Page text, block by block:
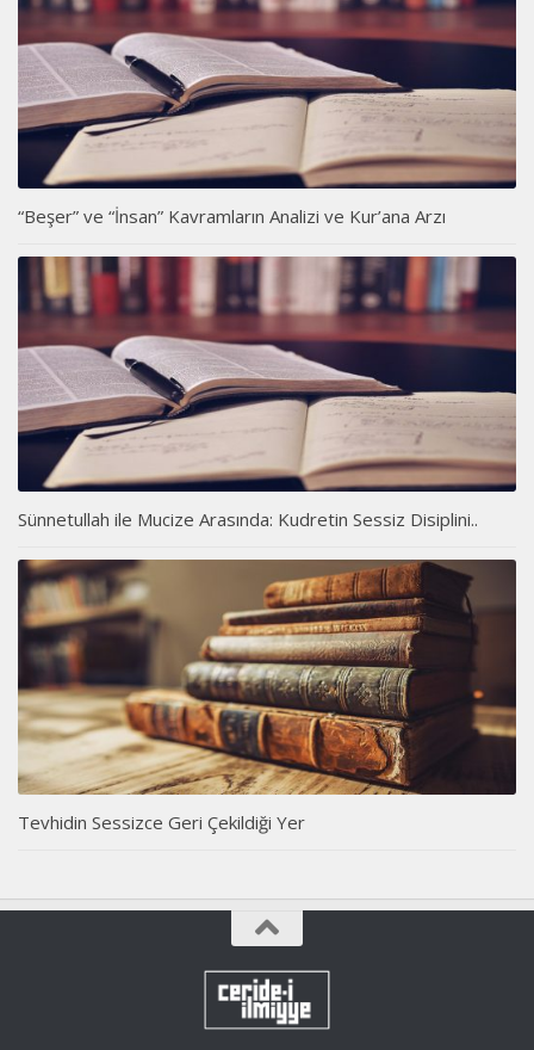
“Beşer” ve “İnsan” Kavramların Analizi ve Kur’ana Arzı
Sünnetullah ile Mucize Arasında: Kudretin Sessiz Disiplini..
Tevhidin Sessizce Geri Çekildiği Yer